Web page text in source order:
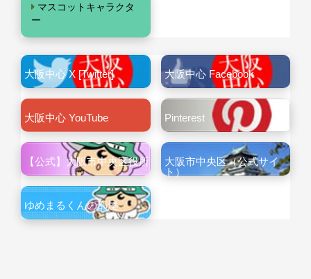
マスコットキャラクタ
ー
大阪中心 X [Twitter] 大阪中心 Facebook
大阪中心 YouTube Pinterest
【公式】大阪市中央区役所
大阪市中央区（公式サイ
ト）
ゆめまるくんの部屋